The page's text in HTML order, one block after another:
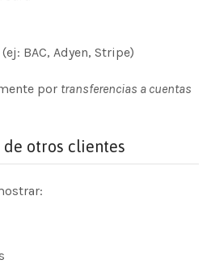
BAC, Adyen, Stripe)
por transferencias a cuentas
otros clientes